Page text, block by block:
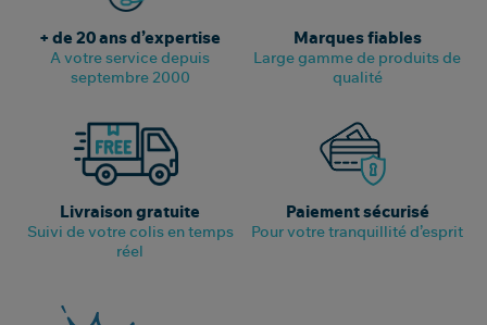
+ de 20 ans d’expertise
A votre service depuis
septembre 2000
Marques fiables
Large gamme de produits de
qualité
Livraison gratuite
Suivi de votre colis en temps
réel
Paiement sécurisé
Pour votre tranquillité d’esprit